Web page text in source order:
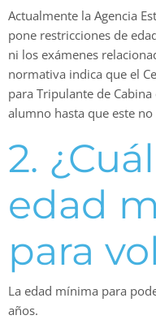
Actualmente la Agencia
pone restricciones de
ni los exámenes
normativa indica que el
para Tripulante de
alumno hasta que este
2.
edad
para
La edad mínima para
años.